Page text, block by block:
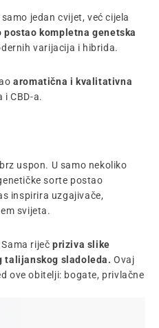
jedan cvijet, već cijela
postao kompletna genetska
varijacija i hibrida.
aromatična i kvalitativna
CBD-a.
uspon. U samo nekoliko
sorte postao
inspirira uzgajivače,
svijeta.
riječ priziva slike
talijanskog sladoleda. Ovaj
ove obitelji: bogate, privlačne